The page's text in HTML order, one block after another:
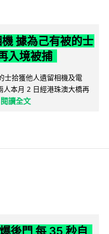
據為己有被的士
入境被捕
士拾獲他人遺留相機及電
人本月 2 日經港珠澳大橋再
閱讀全文
後門 每 35 秒自